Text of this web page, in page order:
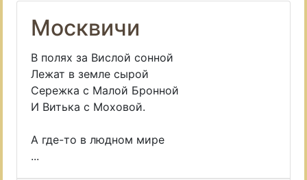
Москвичи
В полях за Вислой сонной
Лежат в земле сырой
Сережка с Малой Бронной
И Витька с Моховой.
А где-то в людном мире
...